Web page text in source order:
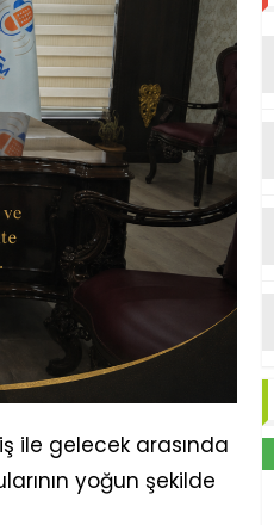
ile gelecek arasında
yoğun şekilde